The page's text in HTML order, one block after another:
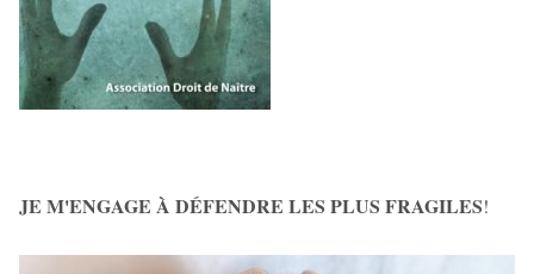
JE M'ENGAGE À DÉFENDRE LES PLUS FRAGILES!